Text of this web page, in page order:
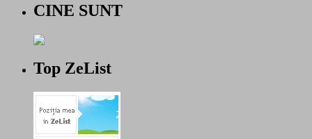
CINE SUNT
Top ZeList